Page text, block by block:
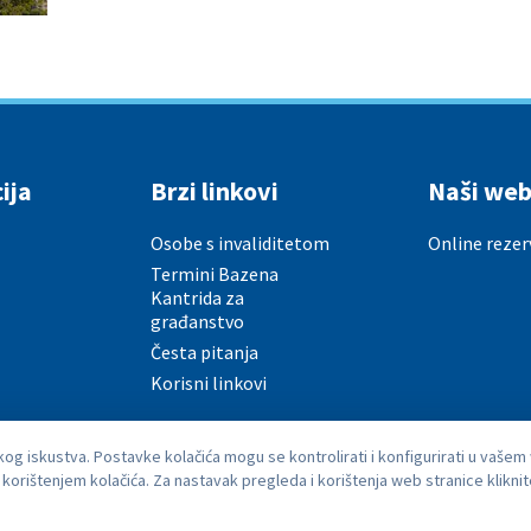
Brzi linkovi
Osobe s invaliditetom
Termini Bazena
Kantrida za
građanstvo
Česta pitanja
Korisni linkovi
Naši
Online
iskustva. Postavke kolačića mogu se kontrolirati i konfigurirati u vašem
kolačića. Za nastavak pregleda i korištenja web stranice